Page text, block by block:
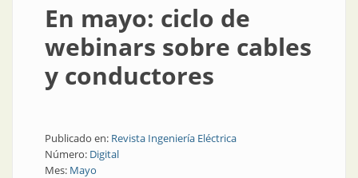
En mayo: ciclo de
webinars sobre cables
y conductores
Publicado en: Revista Ingeniería Eléctrica
Número: Digital
Mes: Mayo